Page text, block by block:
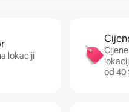
lokaciji
od 40